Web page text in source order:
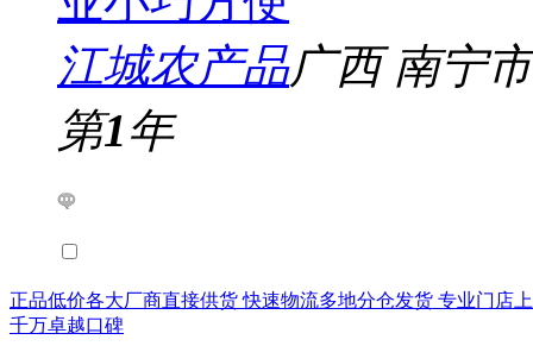
江城农产品广西 南宁市
第1年
正品低价各大厂商直接供货 快速物流多地分仓发货 专业门店
千万卓越口碑